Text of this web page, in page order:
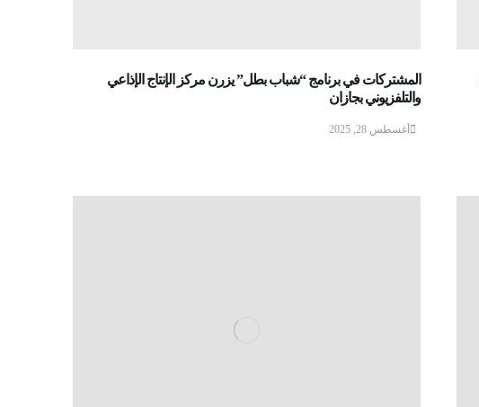
المشتركات في برنامج “شباب بطل” يزرن مركز الإنتاج الإذاعي
والتلفزيوني بجازان
أغسطس 28, 2025